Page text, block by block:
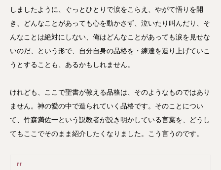
しましたように、ぐっとひとりで涙をこらえ、やがて悟りを開
き、どんなことがあっても心を動かさず、泣いたり叫んだり、そ
んなことは絶対にしない、俺はどんなことがあっても涙を見せな
いのだ、という形で、自分自身の品格を・練達を造り上げていこ
うとすることも、あるかもしれません。
けれども、ここで聖書が教える品格は、そのようなものではあり
ません。神の愛の中で造られていく品格です。そのことについ
て、竹森満佐一という説教者が説き明かしている言葉を、どうし
てもここでそのまま紹介したくなりました。こう言うのです。